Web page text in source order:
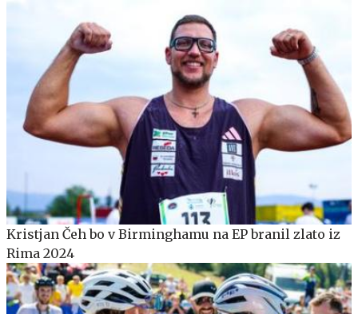
Kristjan Čeh bo v Birminghamu na EP branil zlato iz
Rima 2024